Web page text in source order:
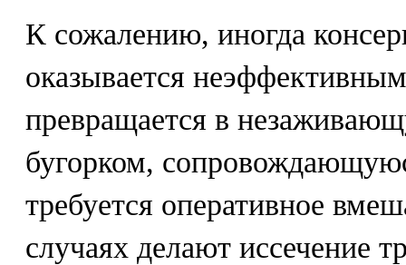
К сожалению, иногда
оказывается
превращается в
бугорком,
требуется оперативное
случаях делают иссечение